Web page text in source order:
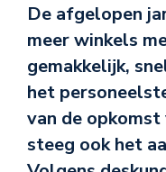
De afgelopen
meer winkels
gemakkelijk,
het
van de opkomst
steeg ook het